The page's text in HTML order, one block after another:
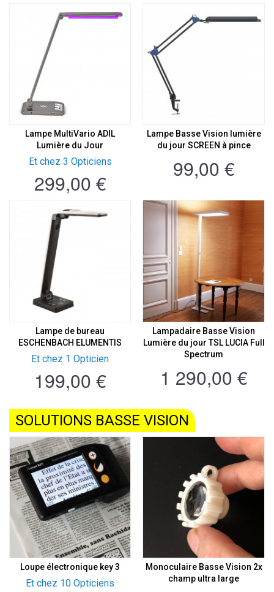
Lampe MultiVario ADIL
Lumière du Jour
Et chez 3 Opticiens
299,00 €
Lampe Basse Vision lumière
du jour SCREEN à pince
99,00 €
Lampe de bureau
ESCHENBACH ELUMENTIS
Et chez 1 Opticien
199,00 €
Lampadaire Basse Vision
Lumière du jour TSL LUCIA Full
Spectrum
1 290,00 €
SOLUTIONS BASSE VISION
Loupe électronique key 3
Et chez 10 Opticiens
Monoculaire Basse Vision 2x
champ ultra large